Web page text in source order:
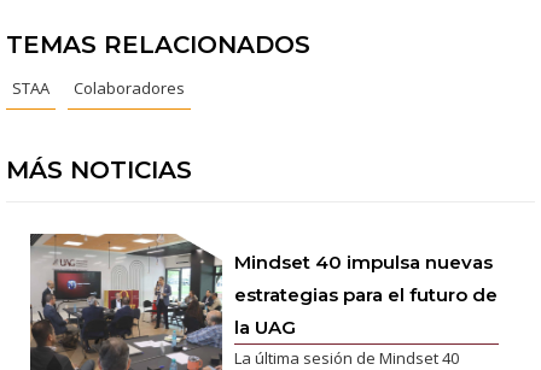
TEMAS RELACIONADOS
STAA Colaboradores
MÁS NOTICIAS
Mindset 40 impulsa nuevas
estrategias para el futuro de
la UAG
La última sesión de Mindset 40